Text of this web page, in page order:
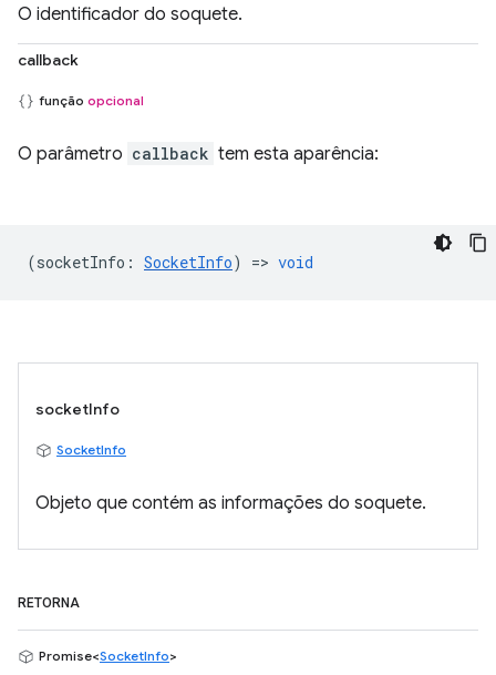
O identificador do soquete.
callback
função opcional
O parâmetro callback tem esta aparência:
(socketInfo : SocketInfo) => void
socketInfo
SocketInfo
Objeto que contém as informações do soquete.
RETORNA
Promise<SocketInfo>